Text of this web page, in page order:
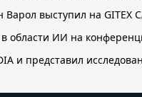
выступил на GITEX
области ИИ на
и представил